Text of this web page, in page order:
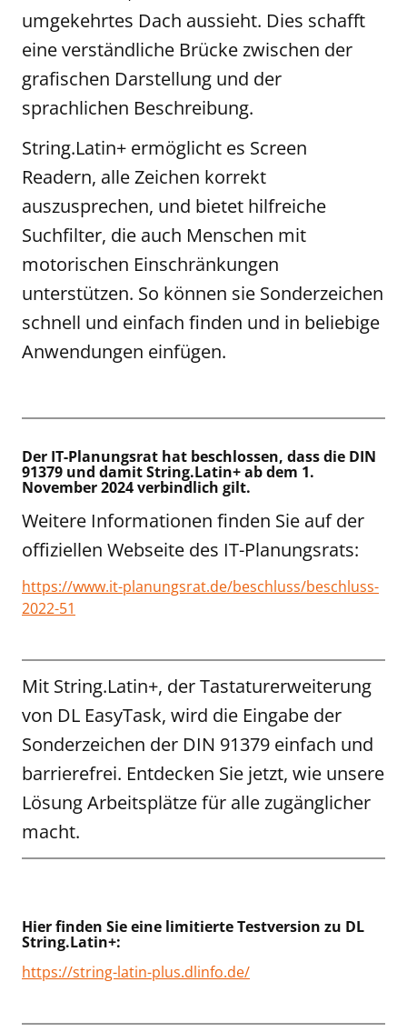
umgekehrtes Dach aussieht. Dies schafft
eine verständliche Brücke zwischen der
grafischen Darstellung und der
sprachlichen Beschreibung.
String.Latin+ ermöglicht es Screen
Readern, alle Zeichen korrekt
auszusprechen, und bietet hilfreiche
Suchfilter, die auch Menschen mit
motorischen Einschränkungen
unterstützen. So können sie Sonderzeichen
schnell und einfach finden und in beliebige
Anwendungen einfügen.
Der IT-Planungsrat hat beschlossen, dass die DIN
91379 und damit String.Latin+ ab dem 1.
November 2024 verbindlich gilt.
Weitere Informationen finden Sie auf der
offiziellen Webseite des IT-Planungsrats:
https://www.it-planungsrat.de/beschluss/beschluss-
2022-51
Mit String.Latin+, der Tastaturerweiterung
von DL EasyTask, wird die Eingabe der
Sonderzeichen der DIN 91379 einfach und
barrierefrei. Entdecken Sie jetzt, wie unsere
Lösung Arbeitsplätze für alle zugänglicher
macht.
Hier finden Sie eine limitierte Testversion zu DL
String.Latin+:
https://string-latin-plus.dlinfo.de/